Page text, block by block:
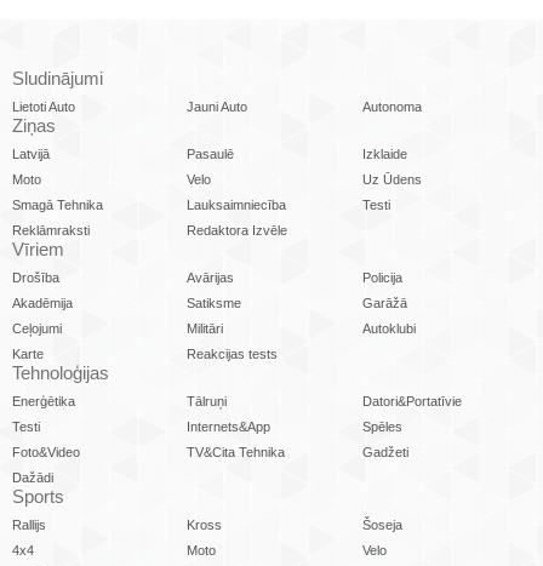
Sludinājumi
Lietoti Auto Jauni Auto Autonoma
Ziņas
Latvijā Pasaulē
Izklaide
Moto
Velo
Uz Ūdens
Smagā Tehnika
Lauksaimniecība
Testi
Reklāmraksti
Redaktora Izvēle
Vīriem
Drošība Avārijas
Policija
Akadēmija
Satiksme
Garāžā
Ceļojumi
Militāri
Autoklubi
Karte
Reakcijas tests
Tehnoloģijas
Enerģētika Tālruņi
Datori&Portatīvie
Testi
Internets&App
Spēles
Foto&Video
TV&Cita Tehnika
Gadžeti
Dažādi
Sports
Rallijs Kross
Šoseja
4x4
Moto
Velo